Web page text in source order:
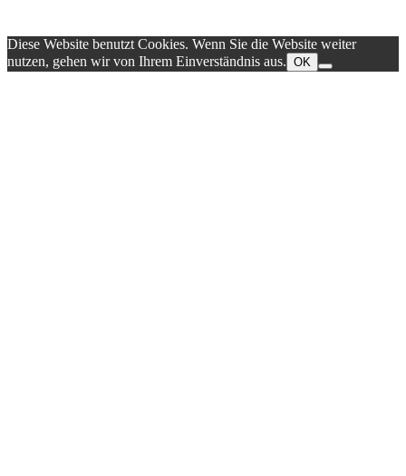
Diese Website benutzt Cookies. Wenn Sie die Website weiter
nutzen, gehen wir von Ihrem Einverständnis aus. OK